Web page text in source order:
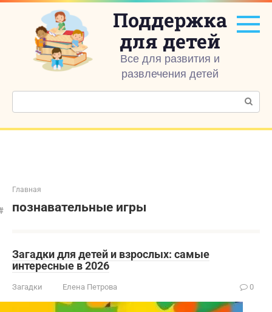
Перейти
контенту
Поддержка
для детей
Все для развития и
развлечения детей
Поиск:
Главная
познавательные игры
Загадки для детей и взрослых: самые
интересные в 2026
Загадки Елена Петрова 0